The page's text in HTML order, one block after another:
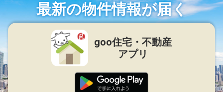
最新の物件情報が届く
goo住宅・不動産
アプリ